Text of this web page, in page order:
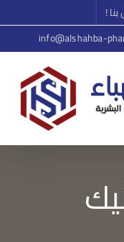
!
info@alshahba-